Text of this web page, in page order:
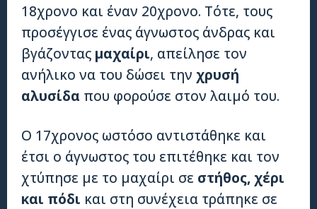
18χρονο και έναν 20χρονο. Τότε, τους
προσέγγισε ένας άγνωστος άνδρας και
βγάζοντας μαχαίρι, απείλησε τον
ανήλικο να του δώσει την χρυσή
αλυσίδα που φορούσε στον λαιμό του.
Ο 17χρονος ωστόσο αντιστάθηκε και
έτσι ο άγνωστος του επιτέθηκε και τον
χτύπησε με το μαχαίρι σε στήθος, χέρι
και πόδι και στη συνέχεια τράπηκε σε